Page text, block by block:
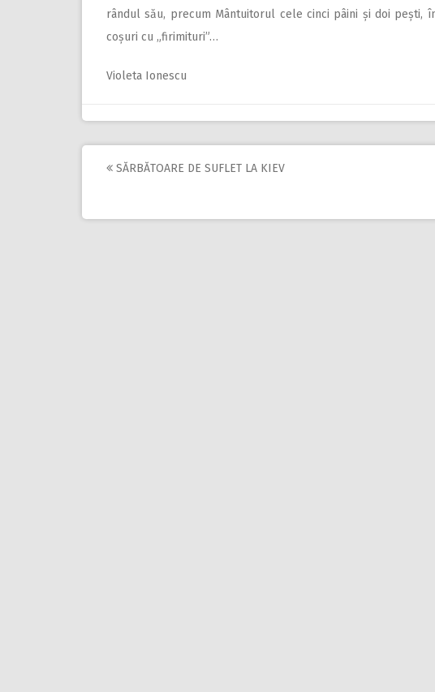
rândul său, precum Mântuitorul cele cinci pâini și doi pești,
coșuri cu „firimituri”…
Violeta Ionescu
navigation
SĂRBĂTOARE DE SUFLET LA KIEV